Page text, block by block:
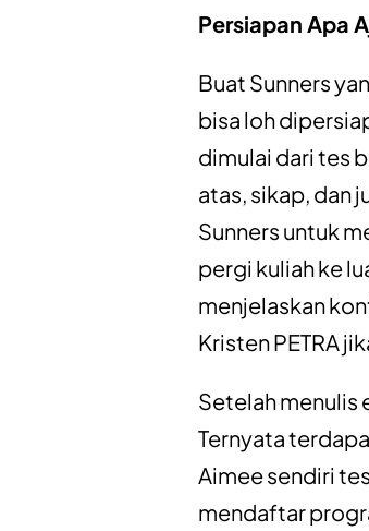
Persiapan Apa
Buat Sunners
bisa loh
dimulai dari tes
atas, sikap, dan
Sunners untuk
pergi kuliah ke
menjelaskan
Kristen PETRA
Setelah menulis
Ternyata
Aimee sendiri
mendaftar